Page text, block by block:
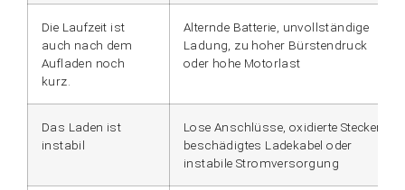
Die Laufzeit ist
auch nach dem
Aufladen noch
kurz.
Alternde Batterie, unvollständige
Ladung, zu hoher Bürstendruck
oder hohe Motorlast
Das Laden ist
instabil
Lose Anschlüsse, oxidierte Stecker,
beschädigtes Ladekabel oder
instabile Stromversorgung